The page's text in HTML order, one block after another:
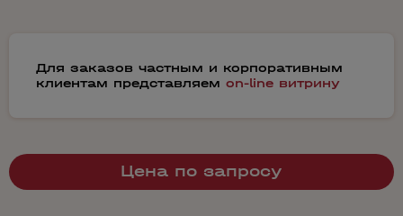
Для заказов частным и корпоративным
клиентам представляем on-line витрину
Цена по запросу